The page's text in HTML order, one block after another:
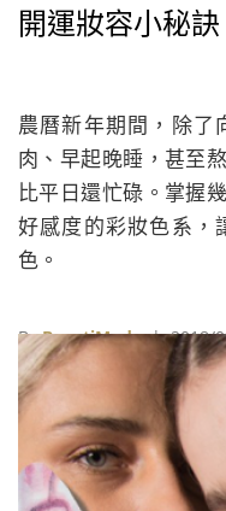
開運妝容小秘
農曆新年期間，除了
肉、早起晚睡，甚至
比平日還忙碌。掌握
好感度的彩妝色系，
色。
ByBeautiMode| 2018/